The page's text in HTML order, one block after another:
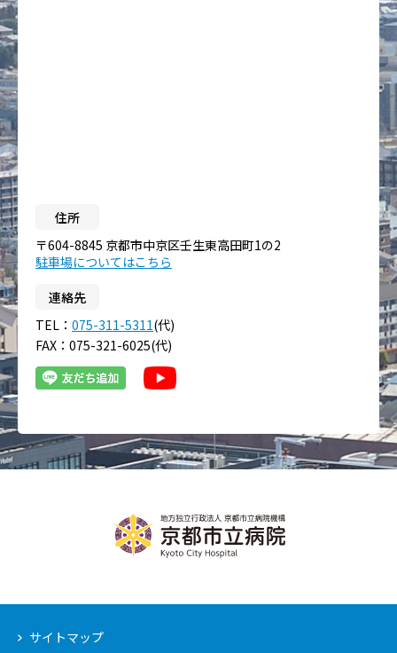
住所
〒604-8845 京都市中京区壬生東高田町1の2
駐車場についてはこちら
連絡先
TEL： 075-311-5311(代)
FAX：075-321-6025(代)
サイトマップ